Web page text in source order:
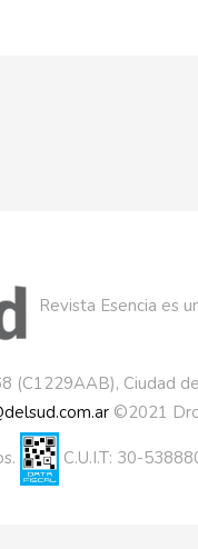
Revista Esencia es
(C1229AAB), Ciudad
©2021
C.U.I.T: 30-